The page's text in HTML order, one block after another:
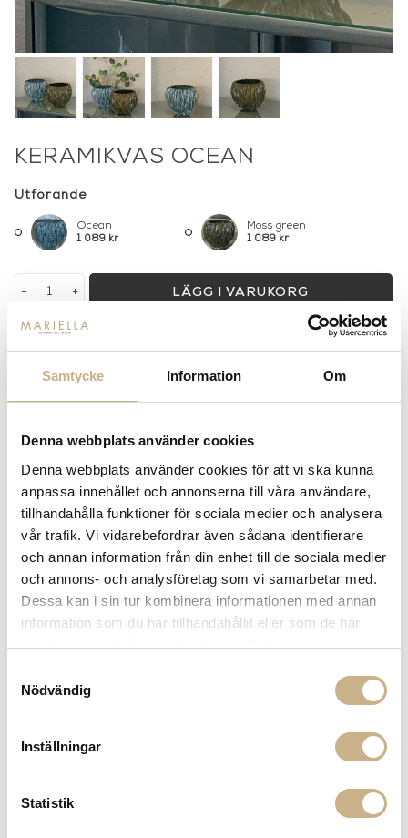
Samtycke Information Om
Denna webbplats använder cookies
Denna webbplats använder cookies för att vi ska kunna
anpassa innehållet och annonserna till våra användare,
tillhandahålla funktioner för sociala medier och analysera
vår trafik. Vi vidarebefordrar även sådana identifierare
och annan information från din enhet till de sociala medier
och annons- och analysföretag som vi samarbetar med.
Dessa kan i sin tur kombinera informationen med annan
information som du har tillhandahållit eller som de har
samlat in när du har använt deras tjänster.
Nödvändig
Inställningar
Statistik
KERAMIKVAS OCEAN
Utförande
Ocean
1 089 kr
Moss green
1 089 kr
+
- LÄGG I VARUKORG
Lagerstatus:
Leverans inom 3-5 arbetsdagar på lagervaror
Få10% välkomstrabattnär du registrerar dig för vårt
Fri frakt på mindra varor vid köp över 1000:-
900:- i frakt vid köp av större möbler
Hämta i butik
FRÅGA OSS OM PRODUKTEN
BESKRIVNING